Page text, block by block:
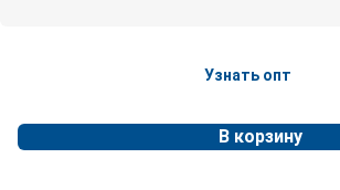
Узнать опт
В корзину